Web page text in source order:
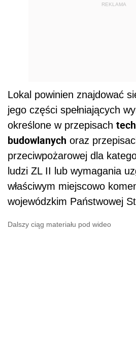
REKLAMA
Lokal powinien znajdować
jego części spełniających
określone w przepisach
budowlanych oraz
przeciwpożarowej dla
ludzi ZL II lub wymagania
właściwym miejscowo
wojewódzkim Państwowej
Dalszy ciąg materiału pod wideo